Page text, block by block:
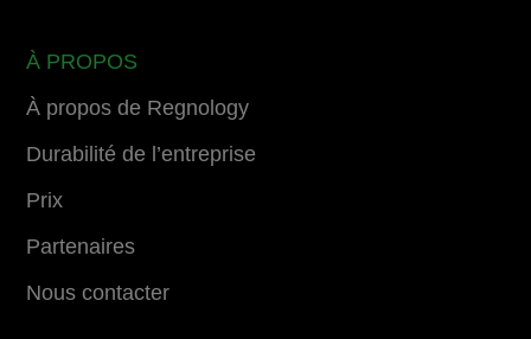
À PROPOS
À propos de Regnology
Durabilité de l’entreprise
Prix
Partenaires
Nous contacter